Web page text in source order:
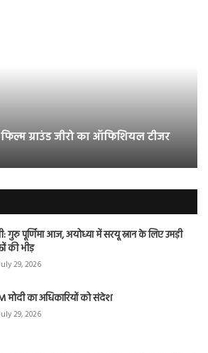
ग्राउंड जीरो का ऑफिशियल टीजर
गुरु पूर्णिमा आज, अयोध्या में सरयू स्नान के लिए उमड़ी
की भीड़
29, 2026
मोदी का अधिकारियों को संदेश
29, 2026